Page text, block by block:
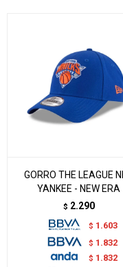
GORRO THE LEAGUE
YANKEE - NEW ERA
$ 2.290
$ 1.603
$ 1.832
$ 1.832